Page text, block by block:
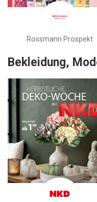
Rossmann Prospekt
Bekleidung,